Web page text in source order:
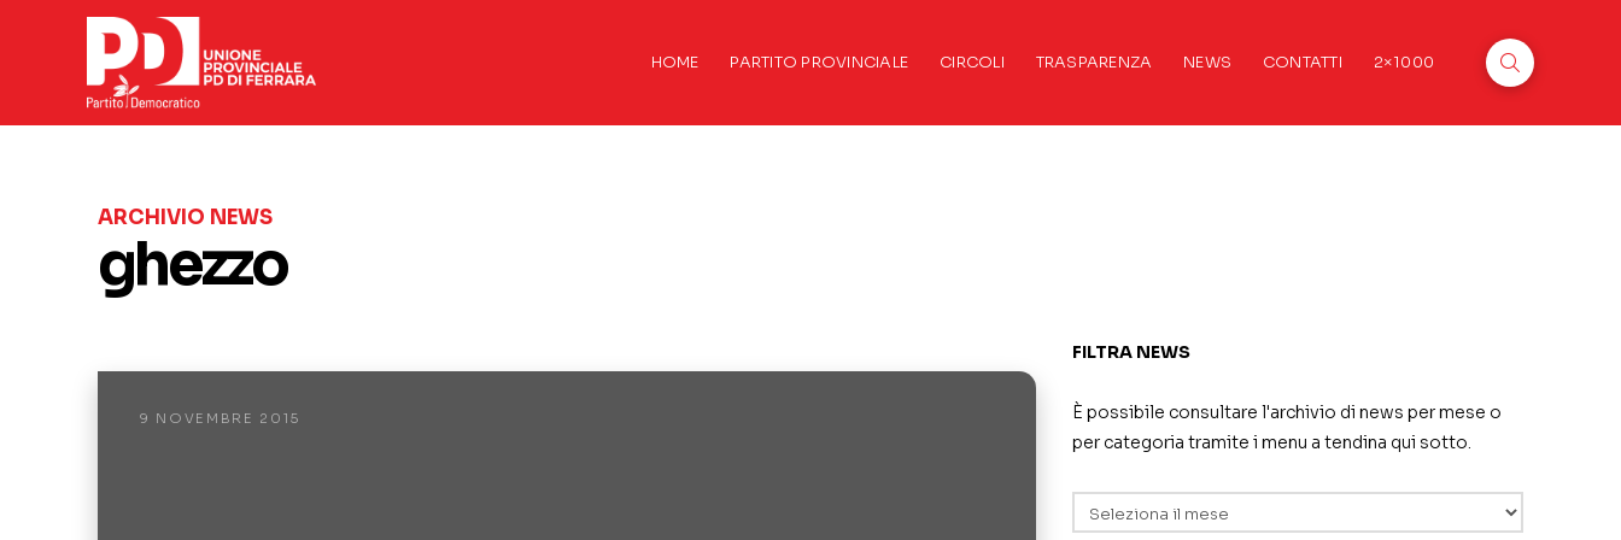
HOME PARTITO PROVINCIALE CIRCOLI TRASPARENZA NEWS CONTATTI 2×1000
ARCHIVIO NEWS
ghezzo
9 NOVEMBRE 2015
FILTRA NEWS
È possibile consultare l'archivio di news per mese o
per categoria tramite i menu a tendina qui sotto.
Archivi